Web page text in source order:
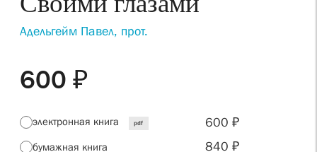
Адельгейм Павел, прот.
600 ₽
электронная книга pdf 600 ₽
бумажная книга 840 ₽